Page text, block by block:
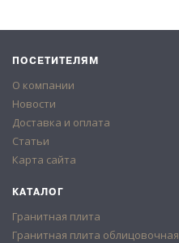
ПОСЕТИТЕЛЯМ
О компании
Новости
Доставка и оплата
Статьи
Карта сайта
КАТАЛОГ
Гранитная плита
Гранитная плита облицовочная